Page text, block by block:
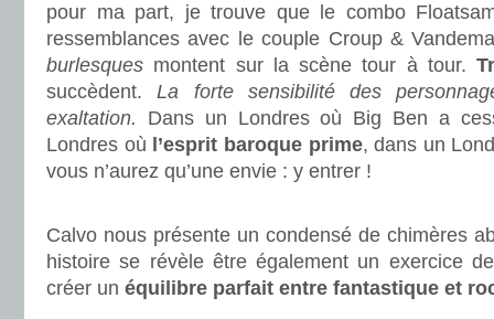
pour ma part, je trouve que le combo
ressemblances avec le couple Croup &
burlesques montent sur la scène tour à tour.
succèdent. La forte sensibilité des
exaltation. Dans un Londres où Big Ben a
Londres où l’esprit baroque prime, dans un
vous n’aurez qu’une envie : y entrer !
Calvo nous présente un condensé de chimères
histoire se révèle être également un exercice
créer un équilibre parfait entre fantastique et